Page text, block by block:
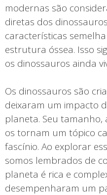
modernas são
diretas dos
características
estrutura óssea. Isso
os dinossauros ainda
Os dinossauros são
deixaram um impacto
planeta. Seu tamanho,
os tornam um tópico
fascínio. Ao explorar
somos lembrados de
planeta é rica e
desempenharam um